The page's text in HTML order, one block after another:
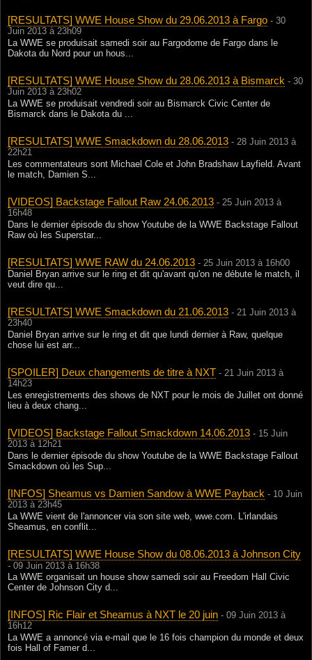
[RESULTATS] WWE House Show du 29.06.2013 à Fargo - 30
Juin 2013 à 23h09
La WWE se produisait samedi soir au Fargodome de Fargo dans le
Dakota du Nord pour un hous...
[RESULTATS] WWE House Show du 28.06.2013 à Bismarck - 30
Juin 2013 à 23h02
La WWE se produisait vendredi soir au Bismarck Civic Center de
Bismarck dans le Dakota du ...
[RESULTATS] WWE Smackdown du 28.06.2013 - 28 Juin 2013 à
22h21
Les commentateurs sont Michael Cole et John Bradshaw Layfield. Avant
le match, Damien S...
[VIDEOS] Backstage Fallout Raw 24.06.2013 - 25 Juin 2013 à
16h48
Dans le dernier épisode du show Youtube de la WWE Backstage Fallout
Raw où les Superstar...
[RESULTATS] WWE RAW du 24.06.2013 - 25 Juin 2013 à 16h00
Daniel Bryan arrive sur le ring et dit qu'avant qu'on ne débute le match, il
veut dire qu...
[RESULTATS] WWE Smackdown du 21.06.2013 - 21 Juin 2013 à
23h40
Daniel Bryan arrive sur le ring et dit que lundi dernier à Raw, quelque
chose lui est arr...
[SPOILER] Deux changements de titre à NXT - 21 Juin 2013 à
14h23
Les enregistrements des shows de NXT pour le mois de Juillet ont donné
lieu à deux chang...
[VIDEOS] Backstage Fallout Smackdown 14.06.2013 - 15 Juin
2013 à 12h21
Dans le dernier épisode du show Youtube de la WWE Backstage Fallout
Smackdown où les Sup...
[INFOS] Sheamus vs Damien Sandow à WWE Payback - 10 Juin
2013 à 23h45
La WWE vient de l'annoncer via son site web, wwe.com. L'irlandais
Sheamus, en conflit...
[RESULTATS] WWE House Show du 08.06.2013 à Johnson City
- 09 Juin 2013 à 16h38
La WWE organisait un house show samedi soir au Freedom Hall Civic
Center de Johnson City d...
[INFOS] Ric Flair et Sheamus à NXT le 20 juin - 09 Juin 2013 à
16h12
La WWE a annoncé via e-mail que le 16 fois champion du monde et deux
fois Hall of Famer d...